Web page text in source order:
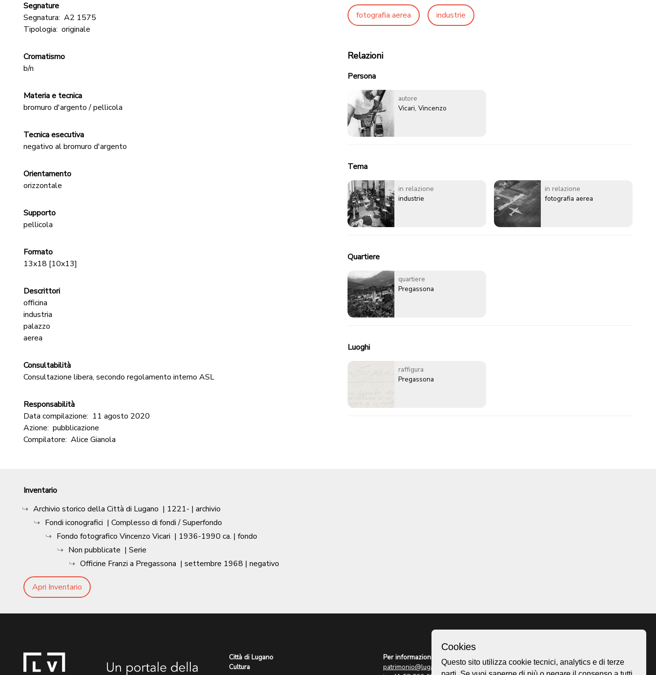
Segnature
Segnatura: A2 1575
Tipologia: originale
Cromatismo
b/n
Materia e tecnica
bromuro d'argento / pellicola
Tecnica esecutiva
negativo al bromuro d'argento
Orientamento
orizzontale
Supporto
pellicola
Formato
13x18 [10x13]
Descrittori
officina
industria
palazzo
aerea
Consultabilità
Consultazione libera, secondo regolamento interno ASL
Responsabilità
Data compilazione: 11 agosto 2020
Azione: pubblicazione
Compilatore: Alice Gianola
fotografia aerea industrie
Relazioni
Persona
autore
Vicari, Vincenzo
Tema
in relazione
industrie
in relazione
fotografia aerea
Quartiere
quartiere
Pregassona
Luoghi
raffigura
Pregassona
Inventario
Archivio storico della Città di Lugano | 1221- | archivio
Fondi iconografici | Complesso di fondi / Superfondo
Fondo fotografico Vincenzo Vicari | 1936-1990 ca. | fondo
Non pubblicate | Serie
Officine Franzi a Pregassona | settembre 1968 | negativo
Apri Inventario
Città di Lugano
Cultura
Per informazioni:
patrimonio@lugano.ch
Homepage
Cookies
Questo sito utilizza cookie tecnici, analytics e di terze